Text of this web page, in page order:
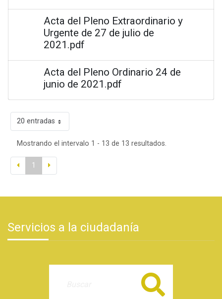
Acta del Pleno Extraordinario y
Urgente de 27 de julio de
2021.pdf
Acta del Pleno Ordinario 24 de
junio de 2021.pdf
20 entradas
Mostrando el intervalo 1 - 13 de 13 resultados.
1
Servicios a la ciudadanía
Buscar